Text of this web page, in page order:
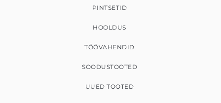
PINTSETID
HOOLDUS
TÖÖVAHENDID
SOODUSTOOTED
UUED TOOTED